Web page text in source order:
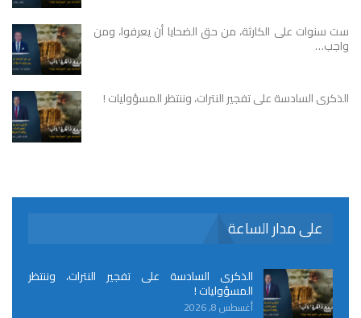
ست سنوات على الكارثة، من حق الضحايا أن يعرفوا، ومن
واجب…
الذكرى السادسة على تفجير النترات، وننتظر المسؤوليات !
على مدار الساعة
الذكرى السادسة على تفجير النترات، وننتظر
المسؤوليات !
أغسطس 8, 2026